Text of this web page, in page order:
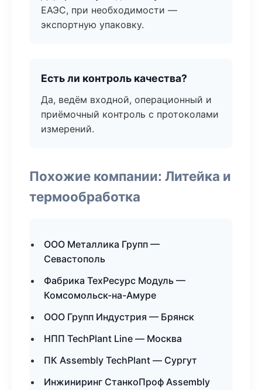
ЕАЭС, при необходимости —
экспортную упаковку.
Есть ли контроль качества?
Да, ведём входной, операционный и
приёмочный контроль с протоколами
измерений.
Похожие компании: Литейка и
термообработка
ООО Металлика Групп —
Севастополь
Фабрика ТехРесурс Модуль —
Комсомольск-на-Амуре
ООО Групп Индустрия — Брянск
НПП TechPlant Line — Москва
ПК Assembly TechPlant — Сургут
Инжиниринг СтанкоПроф Assembly